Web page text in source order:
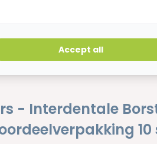
- Interdentale
10
Accept all